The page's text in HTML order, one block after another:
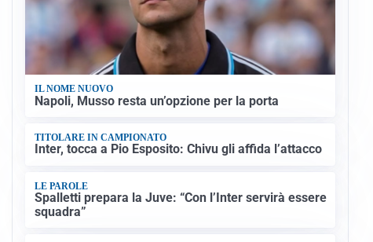
IL NOME NUOVO
Napoli, Musso resta un’opzione per la porta
TITOLARE IN CAMPIONATO
Inter, tocca a Pio Esposito: Chivu gli affida l’attacco
LE PAROLE
Spalletti prepara la Juve: “Con l’Inter servirà essere
squadra”